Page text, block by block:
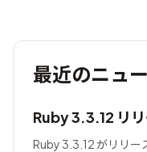
最近のニュ
Ruby 3.3.12 リ
Ruby 3.3.12 がリリー